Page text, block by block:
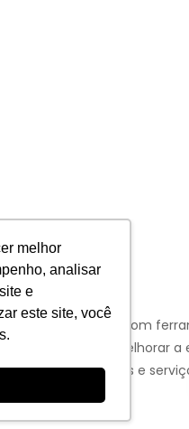
melhor
analisar
e
este site, você
de cookies com
informações e melhorar a
melhores produtos e